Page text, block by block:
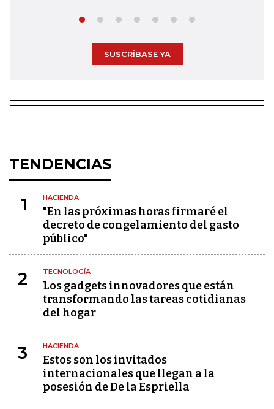
SUSCRÍBASE YA
TENDENCIAS
1 HACIENDA
"En las próximas horas firmaré el
decreto de congelamiento del gasto
público"
2 TECNOLOGÍA
Los gadgets innovadores que están
transformando las tareas cotidianas
del hogar
3 HACIENDA
Estos son los invitados
internacionales que llegan a la
posesión de De la Espriella